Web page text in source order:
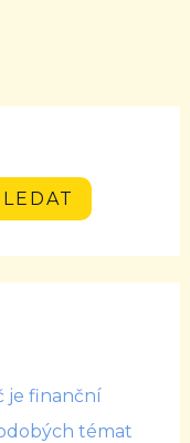
je finanční
témat